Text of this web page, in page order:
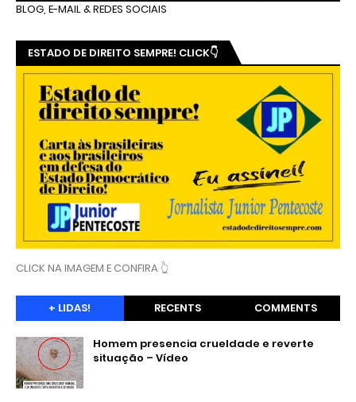
BLOG, E-MAIL & REDES SOCIAIS
ESTADO DE DIREITO SEMPRE! CLICK👇
CLICK NA IMAGEM E CONFIRA 👆
+ LIDAS! RECENTS COMMENTS
Homem presencia crueldade e reverte
situação – Vídeo